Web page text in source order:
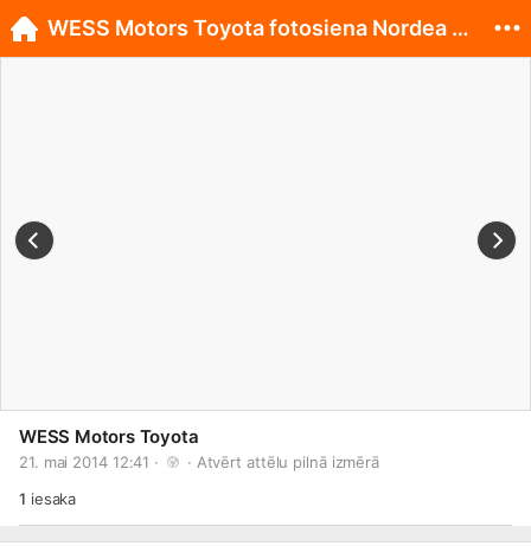
WESS Motors Toyota
21. mai 2014 12:41 · · Atvērt attēlu pilnā izmērā
1 iesaka
WESS Motors Toyota fotosiena Nordea Rīgas maratonā